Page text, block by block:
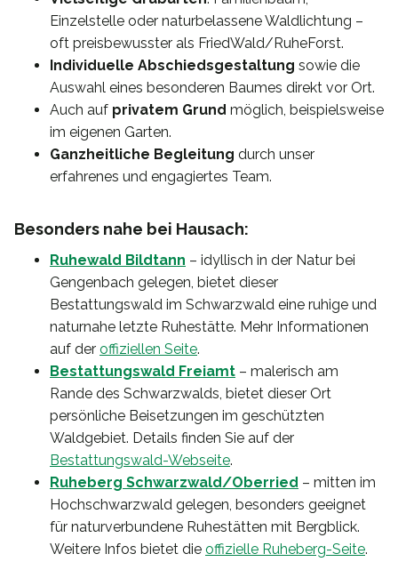
Einzelstelle oder naturbelassene Waldlichtung –
oft preisbewusster als FriedWald/RuheForst.
Individuelle Abschiedsgestaltung sowie die
Auswahl eines besonderen Baumes direkt vor Ort.
Auch auf privatem Grund möglich, beispielsweise
im eigenen Garten.
Ganzheitliche Begleitung durch unser
erfahrenes und engagiertes Team.
Besonders nahe bei Hausach:
Ruhewald Bildtann – idyllisch in der Natur bei
Gengenbach gelegen, bietet dieser
Bestattungswald im Schwarzwald eine ruhige und
naturnahe letzte Ruhestätte. Mehr Informationen
auf der offiziellen Seite.
Bestattungswald Freiamt – malerisch am
Rande des Schwarzwalds, bietet dieser Ort
persönliche Beisetzungen im geschützten
Waldgebiet. Details finden Sie auf der
Bestattungswald-Webseite.
Ruheberg Schwarzwald/Oberried – mitten im
Hochschwarzwald gelegen, besonders geeignet
für naturverbundene Ruhestätten mit Bergblick.
Weitere Infos bietet die offizielle Ruheberg-Seite.